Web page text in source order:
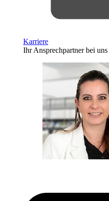
Karriere
Ihr Ansprechpartner bei uns